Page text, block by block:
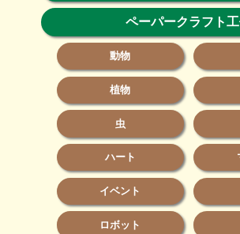
ペーパークラフト
動物
植物
虫
ハート
イベント
ロボット